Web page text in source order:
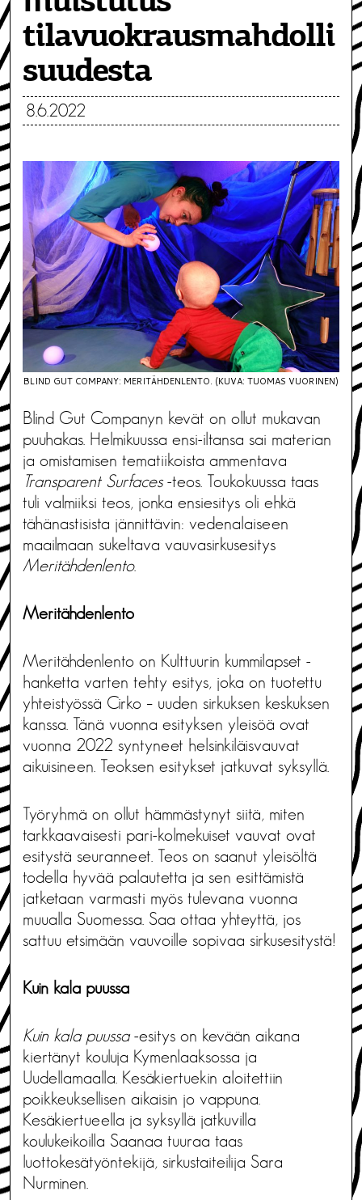
tilavuokrausmahdolli
suudesta
8.6.2022
BLIND GUT COMPANY: MERITÄHDENLENTO. (KUVA: TUOMAS VUORINEN)
Blind Gut Companyn kevät on ollut mukavan
puuhakas. Helmikuussa ensi-iltansa sai materian
ja omistamisen tematiikoista ammentava
Transparent Surfaces-teos. Toukokuussa taas
tuli valmiiksi teos, jonka ensiesitys oli ehkä
tähänastisista jännittävin: vedenalaiseen
maailmaan sukeltava vauvasirkusesitys
Meritähdenlento.
Meritähdenlento
Meritähdenlento on Kulttuurin kummilapset -
hanketta varten tehty esitys, joka on tuotettu
yhteistyössä Cirko – uuden sirkuksen keskuksen
kanssa. Tänä vuonna esityksen yleisöä ovat
vuonna 2022 syntyneet helsinkiläisvauvat
aikuisineen. Teoksen esitykset jatkuvat syksyllä.
Työryhmä on ollut hämmästynyt siitä, miten
tarkkaavaisesti pari-kolmekuiset vauvat ovat
esitystä seuranneet. Teos on saanut yleisöltä
todella hyvää palautetta ja sen esittämistä
jatketaan varmasti myös tulevana vuonna
muualla Suomessa. Saa ottaa yhteyttä, jos
sattuu etsimään vauvoille sopivaa sirkusesitystä!
Kuin kala puussa
Kuin kala puussa-esitys on kevään aikana
kiertänyt kouluja Kymenlaaksossa ja
Uudellamaalla. Kesäkiertuekin aloitettiin
poikkeuksellisen aikaisin jo vappuna.
Kesäkiertueella ja syksyllä jatkuvilla
koulukeikoilla Saanaa tuuraa taas
luottokesätyöntekijä, sirkustaiteilija Sara
Nurminen.